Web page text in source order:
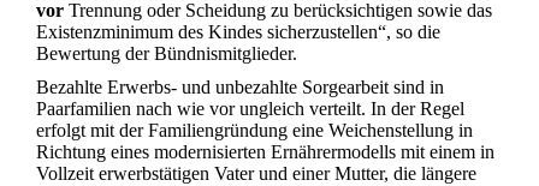
vor Trennung oder Scheidung zu berücksichtigen sowie das
Existenzminimum des Kindes sicherzustellen“, so die
Bewertung der Bündnismitglieder.
Bezahlte Erwerbs- und unbezahlte Sorgearbeit sind in
Paarfamilien nach wie vor ungleich verteilt. In der Regel
erfolgt mit der Familiengründung eine Weichenstellung in
Richtung eines modernisierten Ernährermodells mit einem in
Vollzeit erwerbstätigen Vater und einer Mutter, die längere